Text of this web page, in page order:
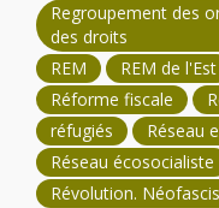
Regroupement des
des droits
REM
REM de l'Est
Réforme fiscale
réfugiés
Réseau
Réseau écosocialiste
Révolution.